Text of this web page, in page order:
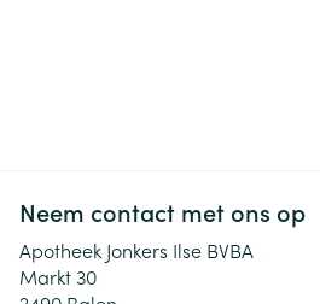
Neem contact met ons op
Apotheek Jonkers Ilse BVBA
Markt 30